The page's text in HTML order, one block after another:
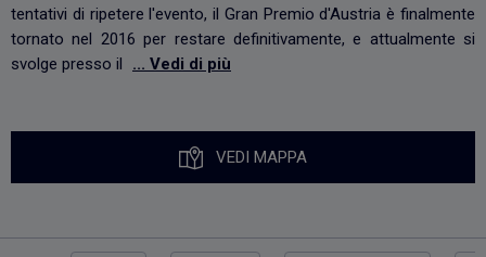
tentativi di ripetere l'evento, il Gran Premio d'Austria è finalmente
tornato nel 2016 per restare definitivamente, e attualmente si
svolge presso il
... Vedi di più
VEDI MAPPA